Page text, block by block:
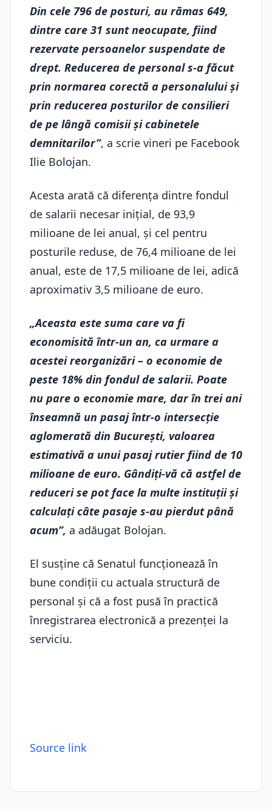
Din cele 796 de posturi, au rămas 649,
dintre care 31 sunt neocupate, fiind
rezervate persoanelor suspendate de
drept. Reducerea de personal s-a făcut
prin normarea corectă a personalului și
prin reducerea posturilor de consilieri
de pe lângă comisii și cabinetele
demnitarilor”, a scrie vineri pe Facebook
Ilie Bolojan.
Acesta arată că diferența dintre fondul
de salarii necesar inițial, de 93,9
milioane de lei anual, și cel pentru
posturile reduse, de 76,4 milioane de lei
anual, este de 17,5 milioane de lei, adică
aproximativ 3,5 milioane de euro.
„Aceasta este suma care va fi
economisită într-un an, ca urmare a
acestei reorganizări – o economie de
peste 18% din fondul de salarii. Poate
nu pare o economie mare, dar în trei ani
înseamnă un pasaj într-o intersecție
aglomerată din București, valoarea
estimativă a unui pasaj rutier fiind de 10
milioane de euro. Gândiți-vă că astfel de
reduceri se pot face la multe instituții și
calculați câte pasaje s-au pierdut până
acum”, a adăugat Bolojan.
El susține că Senatul funcționează în
bune condiții cu actuala structură de
personal și că a fost pusă în practică
înregistrarea electronică a prezenței la
serviciu.
Source link